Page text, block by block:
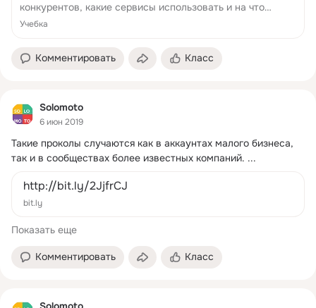
конкурентов, какие сервисы использовать и на что
обращать внимание в первую очередь.
Учебка
Комментировать Класс
Solomoto
6 июн 2019
Такие проколы случаются как в аккаунтах малого бизнеса,
так и в сообществах более известных компаний. ...
http://bit.ly/2JjfrCJ
bit.ly
Показать еще
Комментировать Класс